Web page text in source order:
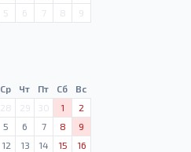
5 6 7 8 9
Ср Чт Пт Сб
Вс
28 29 30 1
2
5 6 7 8
9
12 13 14 15
16